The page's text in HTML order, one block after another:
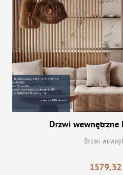
Drzwi wewnętrzne
Drzwi
1579,32